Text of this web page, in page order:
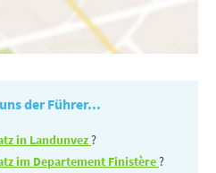
der Führer...
in Landunvez?
im Departement Finistère?